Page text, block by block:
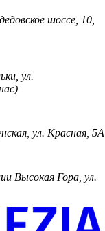
шоссе, 10,
ул.
ул. Красная, 5А
Высокая Гора, ул.